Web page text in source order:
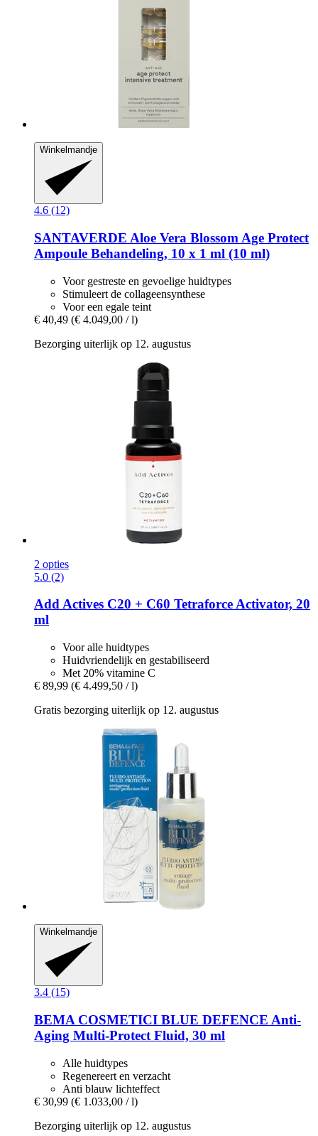
Winkelmandje
4.6 (12)
SANTAVERDE Aloe Vera Blossom Age Protect
Ampoule Behandeling, 10 x 1 ml (10 ml)
Voor gestreste en gevoelige huidtypes
Stimuleert de collageensynthese
Voor een egale teint
€ 40,49 (€ 4.049,00 / l)
Bezorging uiterlijk op 12. augustus
2 opties
5.0 (2)
Add Actives C20 + C60 Tetraforce Activator, 20
ml
Voor alle huidtypes
Huidvriendelijk en gestabiliseerd
Met 20% vitamine C
€ 89,99 (€ 4.499,50 / l)
Gratis bezorging uiterlijk op 12. augustus
Winkelmandje
3.4 (15)
BEMA COSMETICI BLUE DEFENCE Anti-​
Aging Multi-​Protect Fluid, 30 ml
Alle huidtypes
Regenereert en verzacht
Anti blauw lichteffect
€ 30,99 (€ 1.033,00 / l)
Bezorging uiterlijk op 12. augustus